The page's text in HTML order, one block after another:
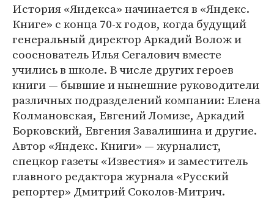
История «Яндекса» начинается в «Яндекс.
Книге» с конца 70-х годов, когда будущий
генеральный директор Аркадий Волож и
сооснователь Илья Сегалович вместе
учились в школе. В числе других героев
книги — бывшие и нынешние руководители
различных подразделений компании: Елена
Колмановская, Евгений Ломизе, Аркадий
Борковский, Евгения Завалишина и другие.
Автор «Яндекс. Книги» — журналист,
спецкор газеты «Известия» и заместитель
главного редактора журнала «Русский
репортер» Дмитрий Соколов-Митрич.